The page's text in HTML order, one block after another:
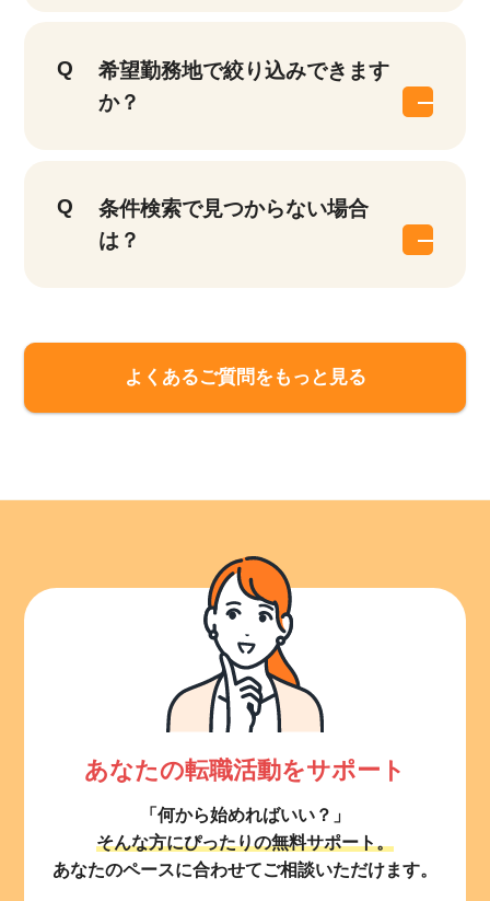
希望勤務地で絞り込みできます
か？
条件検索で見つからない場合
は？
よくあるご質問をもっと見る
あなたの転職活動をサポート
「何から始めればいい？」
そんな方にぴったりの無料サポート。
あなたのペースに合わせてご相談いただけます。
該当件数
他の条件を選択